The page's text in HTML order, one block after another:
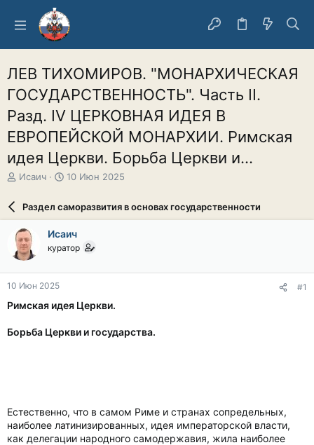
ЛЕВ ТИХОМИРОВ. "МОНАРХИЧЕСКАЯ
ГОСУДАРСТВЕННОСТЬ". Часть II.
Разд. IV ЦЕРКОВНАЯ ИДЕЯ В
ЕВРОПЕЙСКОЙ МОНАРХИИ. Римская
идея Церкви. Борьба Церкви и...
А
о
р
т
е
м
ы
Исаич
Д
а
а
ч
л
10 Июн 2025
Раздел саморазвития в основах государственности
Исаич
куратор
10 Июн 2025 #1
Римская идея Церкви.
Борьба Церкви и государства.
Естественно, что в самом Риме и странах сопредельных,
наиболее латинизированных, идея императорской власти,
как делегации народного самодержавия, жила наиболее